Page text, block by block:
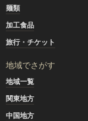
麺類
加工食品
旅行・チケット
地域でさがす
地域一覧
関東地方
中国地方